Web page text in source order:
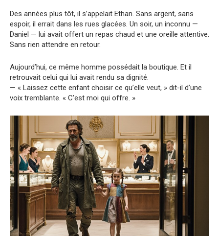
Des années plus tôt, il s’appelait Ethan. Sans argent, sans
espoir, il errait dans les rues glacées. Un soir, un inconnu —
Daniel — lui avait offert un repas chaud et une oreille attentive.
Sans rien attendre en retour.
Aujourd’hui, ce même homme possédait la boutique. Et il
retrouvait celui qui lui avait rendu sa dignité.
— « Laissez cette enfant choisir ce qu’elle veut, » dit-il d’une
voix tremblante. « C’est moi qui offre. »